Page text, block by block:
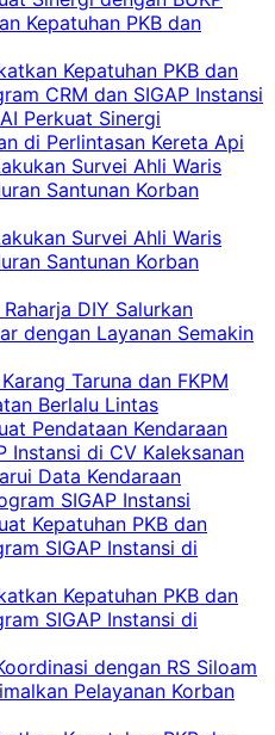
Kepatuhan PKB dan
Kepatuhan PKB dan
CRM dan SIGAP Instansi
Perkuat Sinergi
di Perlintasan Kereta Api
Survei Ahli Waris
Santunan Korban
Survei Ahli Waris
Santunan Korban
DIY Salurkan
dengan Layanan Semakin
Taruna dan FKPM
Berlalu Lintas
Pendataan Kendaraan
Instansi di CV Kaleksanan
Data Kendaraan
SIGAP Instansi
Kepatuhan PKB dan
SIGAP Instansi di
Kepatuhan PKB dan
SIGAP Instansi di
dengan RS Siloam
Pelayanan Korban